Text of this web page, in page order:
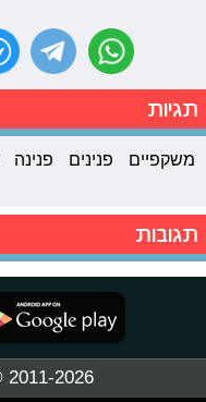
תגיות
משקפיים פנינים פנינה
תגובות
2011-2026 © פרוגי תקשורת בע"מ